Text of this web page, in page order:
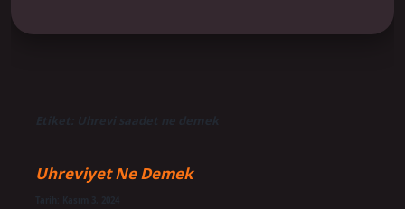
Etiket: Uhrevi saadet ne demek
Uhreviyet Ne Demek